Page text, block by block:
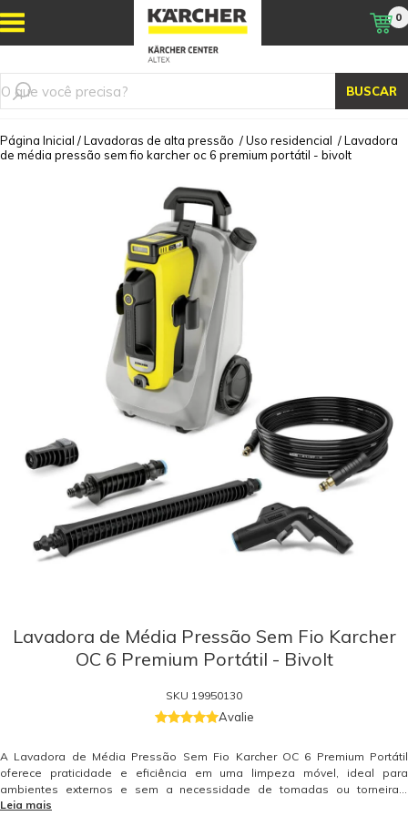
BUSCAR
0
Página Inicial /Lavadoras de alta pressão /Uso residencial /Lavadora
de média pressão sem fio karcher oc 6 premium portátil - bivolt
Lavadora de Média Pressão Sem Fio Karcher
OC 6 Premium Portátil - Bivolt
SKU 19950130
Avalie
A Lavadora de Média Pressão Sem Fio Karcher OC 6 Premium Portátil
oferece praticidade e eficiência em uma limpeza móvel, ideal para
ambientes externos e sem a necessidade de tomadas ou torneiras.
Compacta e equipada com um carrinho de água de 12 litros com rodas
Leia mais